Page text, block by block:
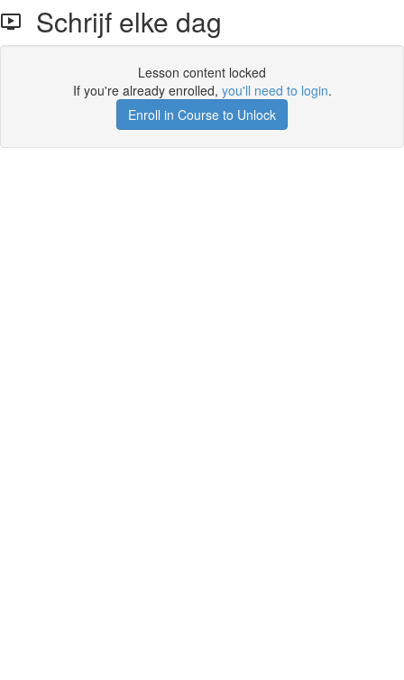
Schrijf elke dag
Lesson content locked
If you're already enrolled, you'll need to login.
Enroll in Course to Unlock